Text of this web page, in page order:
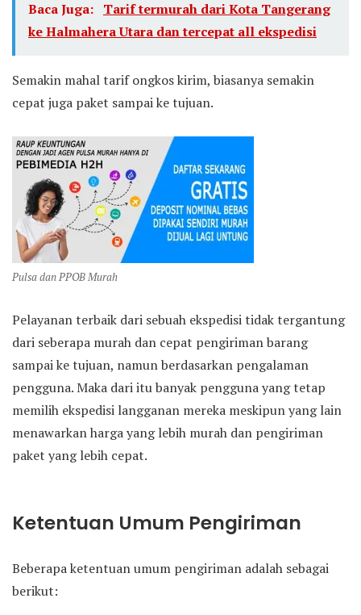
Baca Juga: Tarif termurah dari Kota Tangerang
ke Halmahera Utara dan tercepat all ekspedisi
Semakin mahal tarif ongkos kirim, biasanya semakin
cepat juga paket sampai ke tujuan.
Pulsa dan PPOB Murah
Pelayanan terbaik dari sebuah ekspedisi tidak tergantung
dari seberapa murah dan cepat pengiriman barang
sampai ke tujuan, namun berdasarkan pengalaman
pengguna. Maka dari itu banyak pengguna yang tetap
memilih ekspedisi langganan mereka meskipun yang lain
menawarkan harga yang lebih murah dan pengiriman
paket yang lebih cepat.
Ketentuan Umum Pengiriman
Beberapa ketentuan umum pengiriman adalah sebagai
berikut: